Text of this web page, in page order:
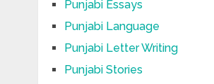
Punjabi Essays
Punjabi Language
Punjabi Letter Writing
Punjabi Stories